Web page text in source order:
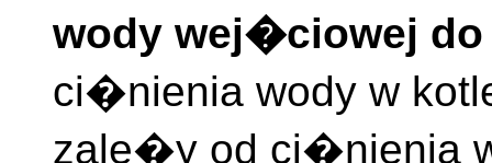
wody wej�ciowej
ci�nienia wody w
zale�y od ci�nienia